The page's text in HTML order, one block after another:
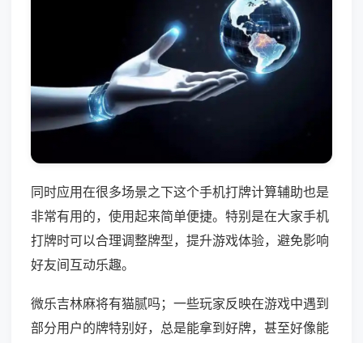
同时应用在很多场景之下这个手机打牌计算辅助也是
非常有用的，使用起来简单便捷。特别是在大家手机
打牌时可以合理调整牌型，提升游戏体验，避免影响
好友间互动乐趣。
微乐吉林麻将有猫腻吗；一些玩家反映在游戏中遇到
部分用户的牌特别好，总是能拿到好牌，甚至好像能